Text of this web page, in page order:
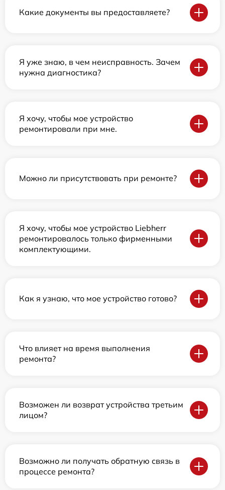
Какие документы вы предоставляете?
Я уже знаю, в чем неисправность. Зачем
нужна диагностика?
Я хочу, чтобы мое устройство
ремонтировали при мне.
Можно ли присутствовать при ремонте?
Я хочу, чтобы мое устройство Liebherr
ремонтировалось только фирменными
комплектующими.
Как я узнаю, что мое устройство готово?
Что влияет на время выполнения
ремонта?
Возможен ли возврат устройства третьим
лицом?
Возможно ли получать обратную связь в
процессе ремонта?